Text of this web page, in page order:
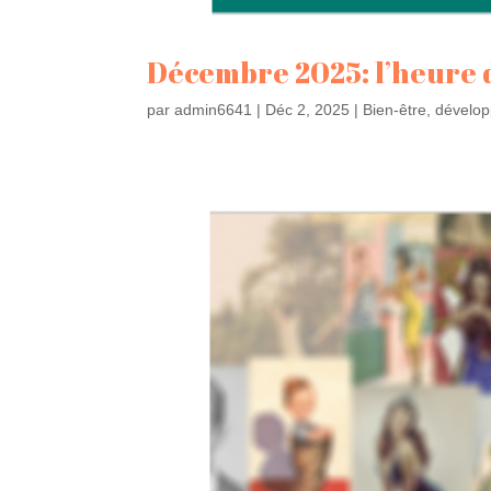
Décembre 2025:
paradmin6641 | Déc 2, 2025 | Bien-être,